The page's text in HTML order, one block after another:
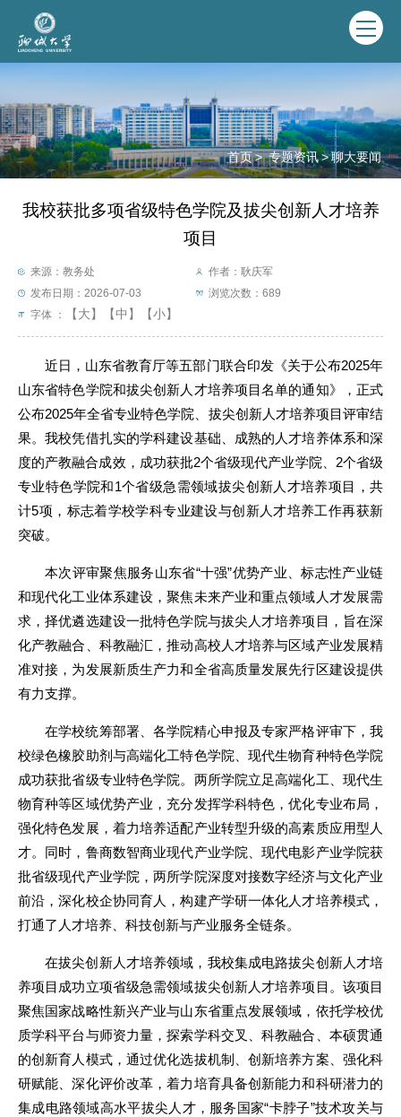
首页 > 专题资讯>聊大要闻
我校获批多项省级特色学院及拔尖创新人才培养
项目
来源：教务处
作者：耿庆军
发布日期：2026-07-03
浏览次数：689
字体 ：
【大】 【中】 【小】
近日，山东省教育厅等五部门联合印发《关于公布2025年
山东省特色学院和拔尖创新人才培养项目名单的通知》，正式
公布2025年全省专业特色学院、拔尖创新人才培养项目评审结
果。我校凭借扎实的学科建设基础、成熟的人才培养体系和深
度的产教融合成效，成功获批2个省级现代产业学院、2个省级
专业特色学院和1个省级急需领域拔尖创新人才培养项目，共
计5项，标志着学校学科专业建设与创新人才培养工作再获新
突破。
本次评审聚焦服务山东省“十强”优势产业、标志性产业链
和现代化工业体系建设，聚焦未来产业和重点领域人才发展需
求，择优遴选建设一批特色学院与拔尖人才培养项目，旨在深
化产教融合、科教融汇，推动高校人才培养与区域产业发展精
准对接，为发展新质生产力和全省高质量发展先行区建设提供
有力支撑。
在学校统筹部署、各学院精心申报及专家严格评审下，我
校绿色橡胶助剂与高端化工特色学院、现代生物育种特色学院
成功获批省级专业特色学院。两所学院立足高端化工、现代生
物育种等区域优势产业，充分发挥学科特色，优化专业布局，
强化特色发展，着力培养适配产业转型升级的高素质应用型人
才。同时，鲁商数智商业现代产业学院、现代电影产业学院获
批省级现代产业学院，两所学院深度对接数字经济与文化产业
前沿，深化校企协同育人，构建产学研一体化人才培养模式，
打通了人才培养、科技创新与产业服务全链条。
在拔尖创新人才培养领域，我校集成电路拔尖创新人才培
养项目成功立项省级急需领域拔尖创新人才培养项目。该项目
聚焦国家战略性新兴产业与山东省重点发展领域，依托学校优
质学科平台与师资力量，探索学科交叉、科教融合、本硕贯通
的创新育人模式，通过优化选拔机制、创新培养方案、强化科
研赋能、深化评价改革，着力培育具备创新能力和科研潜力的
集成电路领域高水平拔尖人才，服务国家“卡脖子”技术攻关与